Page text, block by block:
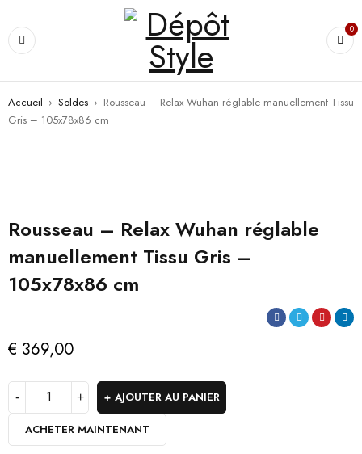
0
Accueil › Soldes › Rousseau – Relax Wuhan réglable manuellement Tissu
Gris – 105x78x86 cm
Rousseau – Relax Wuhan réglable
manuellement Tissu Gris –
105x78x86 cm
€ 369,00
AJOUTER AU PANIER
ACHETER MAINTENANT